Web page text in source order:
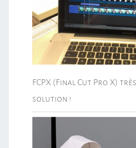
FCPX (Final Cut Pro X)
solution !